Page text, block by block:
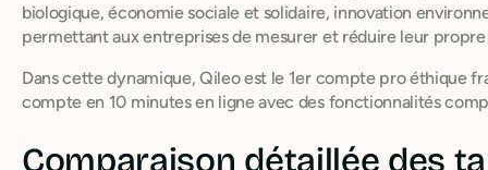
biologique, économie sociale et solidaire, innovation
permettant aux entreprises de mesurer et réduire leur
Dans cette dynamique, Qileo est le 1er compte pro éthique
compte en 10 minutes en ligne avec des fonctionnalités
Comparaison détaillée des